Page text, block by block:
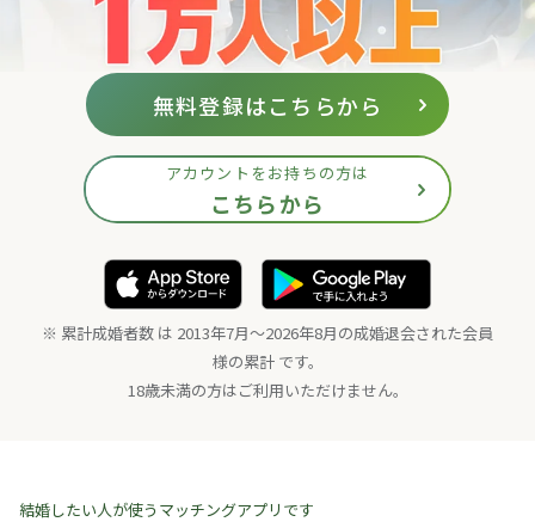
無料登録はこちらから
アカウントをお持ちの方は
こちらから
※ 累計成婚者数 は 2013年7月〜2026年8月の成婚退会された会員
様の累計 です。
18歳未満の方はご利用いただけません。
結婚したい人が使うマッチングアプリです